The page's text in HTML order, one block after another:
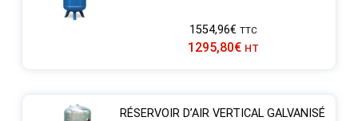
1554,96€ TTC
1295,80€ HT
RÉSERVOIR D’AIR VERTICAL GALVANISÉ